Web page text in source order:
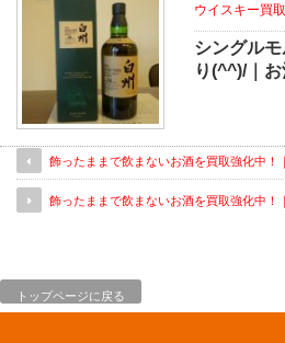
ウイスキー買取
シングル
り(^^)/｜お
飾ったままで飲まないお酒を買取強化中！
飾ったままで飲まないお酒を買取強化中！
トップページに戻る